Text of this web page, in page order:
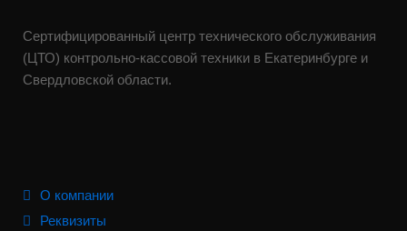
Сертифицированный центр технического обслуживания
(ЦТО) контрольно-кассовой техники в Екатеринбурге и
Свердловской области.
О компании
Реквизиты